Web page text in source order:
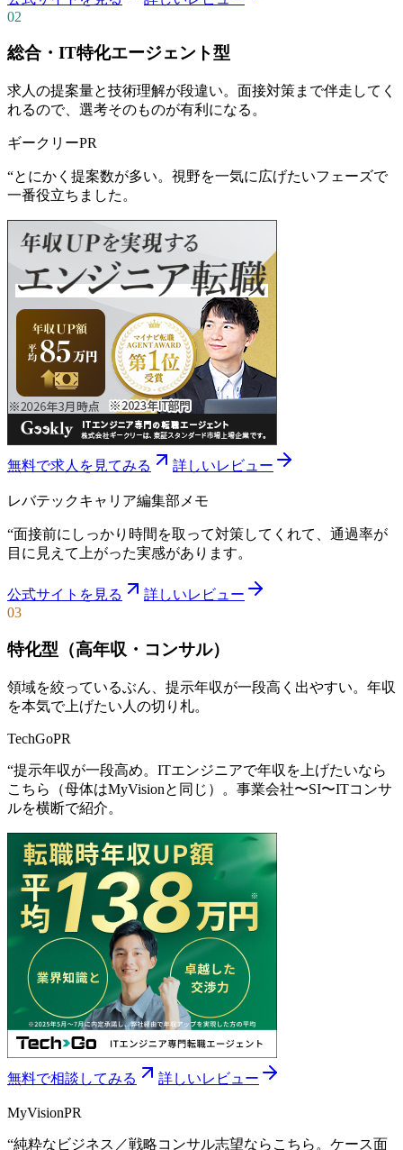
02
総合・IT特化エージェント型
求人の提案量と技術理解が段違い。面接対策まで伴走してく
れるので、選考そのものが有利になる。
ギークリーPR
“とにかく提案数が多い。視野を一気に広げたいフェーズで
一番役立ちました。
無料で求人を見てみる 詳しいレビュー
レバテックキャリア編集部メモ
“面接前にしっかり時間を取って対策してくれて、通過率が
目に見えて上がった実感があります。
公式サイトを見る
詳しいレビュー
03
特化型（高年収・コンサル）
領域を絞っているぶん、提示年収が一段高く出やすい。年収
を本気で上げたい人の切り札。
TechGoPR
“提示年収が一段高め。ITエンジニアで年収を上げたいなら
こちら（母体はMyVisionと同じ）。事業会社〜SI〜ITコンサ
ルを横断で紹介。
無料で相談してみる 詳しいレビュー
MyVisionPR
“純粋なビジネス／戦略コンサル志望ならこちら。ケース面